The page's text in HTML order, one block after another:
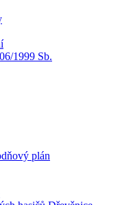
1999 Sb.
plán